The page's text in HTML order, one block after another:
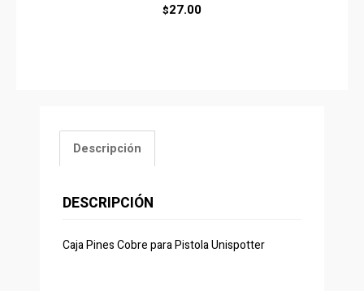
$27.00
Descripción
DESCRIPCIÓN
Caja Pines Cobre para Pistola Unispotter